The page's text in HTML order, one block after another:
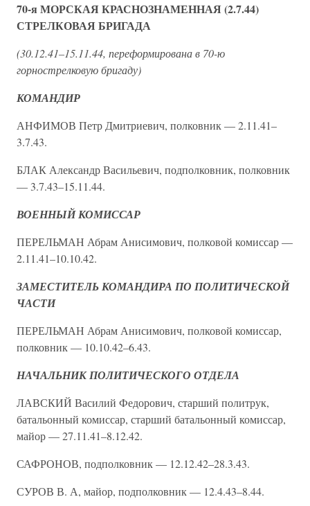
70-я МОРСКАЯ КРАСНОЗНАМЕННАЯ (2.7.44)
СТРЕЛКОВАЯ БРИГАДА
(30.12.41–15.11.44, переформирована в 70-ю
горнострелковую бригаду)
КОМАНДИР
АНФИМОВ Петр Дмитриевич, полковник — 2.11.41–
3.7.43.
БЛАК Александр Васильевич, подполковник, полковник
— 3.7.43–15.11.44.
ВОЕННЫЙ КОМИССАР
ПЕРЕЛЬМАН Абрам Анисимович, полковой комиссар —
2.11.41–10.10.42.
ЗАМЕСТИТЕЛЬ КОМАНДИРА ПО ПОЛИТИЧЕСКОЙ
ЧАСТИ
ПЕРЕЛЬМАН Абрам Анисимович, полковой комиссар,
полковник — 10.10.42–6.43.
НАЧАЛЬНИК ПОЛИТИЧЕСКОГО ОТДЕЛА
ЛАВСКИЙ Василий Федорович, старший политрук,
батальонный комиссар, старший батальонный комиссар,
майор — 27.11.41–8.12.42.
САФРОНОВ, подполковник — 12.12.42–28.3.43.
СУРОВ В. А, майор, подполковник — 12.4.43–8.44.